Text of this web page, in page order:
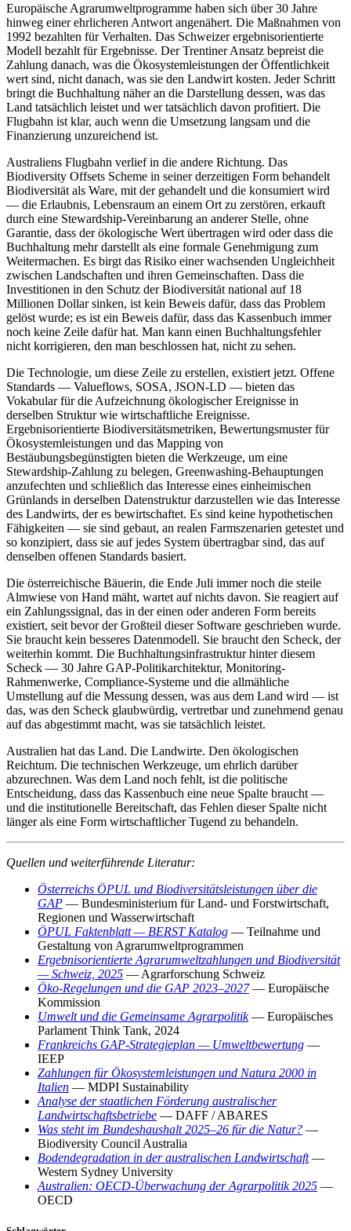
Europäische Agrarumweltprogramme haben sich über 30 Jahre
hinweg einer ehrlicheren Antwort angenähert. Die Maßnahmen von
1992 bezahlten für Verhalten. Das Schweizer ergebnisorientierte
Modell bezahlt für Ergebnisse. Der Trentiner Ansatz bepreist die
Zahlung danach, was die Ökosystemleistungen der Öffentlichkeit
wert sind, nicht danach, was sie den Landwirt kosten. Jeder Schritt
bringt die Buchhaltung näher an die Darstellung dessen, was das
Land tatsächlich leistet und wer tatsächlich davon profitiert. Die
Flugbahn ist klar, auch wenn die Umsetzung langsam und die
Finanzierung unzureichend ist.
Australiens Flugbahn verlief in die andere Richtung. Das
Biodiversity Offsets Scheme in seiner derzeitigen Form behandelt
Biodiversität als Ware, mit der gehandelt und die konsumiert wird
— die Erlaubnis, Lebensraum an einem Ort zu zerstören, erkauft
durch eine Stewardship-Vereinbarung an anderer Stelle, ohne
Garantie, dass der ökologische Wert übertragen wird oder dass die
Buchhaltung mehr darstellt als eine formale Genehmigung zum
Weitermachen. Es birgt das Risiko einer wachsenden Ungleichheit
zwischen Landschaften und ihren Gemeinschaften. Dass die
Investitionen in den Schutz der Biodiversität national auf 18
Millionen Dollar sinken, ist kein Beweis dafür, dass das Problem
gelöst wurde; es ist ein Beweis dafür, dass das Kassenbuch immer
noch keine Zeile dafür hat. Man kann einen Buchhaltungsfehler
nicht korrigieren, den man beschlossen hat, nicht zu sehen.
Die Technologie, um diese Zeile zu erstellen, existiert jetzt. Offene
Standards — Valueflows, SOSA, JSON-LD — bieten das
Vokabular für die Aufzeichnung ökologischer Ereignisse in
derselben Struktur wie wirtschaftliche Ereignisse.
Ergebnisorientierte Biodiversitätsmetriken, Bewertungsmuster für
Ökosystemleistungen und das Mapping von
Bestäubungsbegünstigten bieten die Werkzeuge, um eine
Stewardship-Zahlung zu belegen, Greenwashing-Behauptungen
anzufechten und schließlich das Interesse eines einheimischen
Grünlands in derselben Datenstruktur darzustellen wie das Interesse
des Landwirts, der es bewirtschaftet. Es sind keine hypothetischen
Fähigkeiten — sie sind gebaut, an realen Farmszenarien getestet und
so konzipiert, dass sie auf jedes System übertragbar sind, das auf
denselben offenen Standards basiert.
Die österreichische Bäuerin, die Ende Juli immer noch die steile
Almwiese von Hand mäht, wartet auf nichts davon. Sie reagiert auf
ein Zahlungssignal, das in der einen oder anderen Form bereits
existiert, seit bevor der Großteil dieser Software geschrieben wurde.
Sie braucht kein besseres Datenmodell. Sie braucht den Scheck, der
weiterhin kommt. Die Buchhaltungsinfrastruktur hinter diesem
Scheck — 30 Jahre GAP-Politikarchitektur, Monitoring-
Rahmenwerke, Compliance-Systeme und die allmähliche
Umstellung auf die Messung dessen, was aus dem Land wird — ist
das, was den Scheck glaubwürdig, vertretbar und zunehmend genau
auf das abgestimmt macht, was sie tatsächlich leistet.
Australien hat das Land. Die Landwirte. Den ökologischen
Reichtum. Die technischen Werkzeuge, um ehrlich darüber
abzurechnen. Was dem Land noch fehlt, ist die politische
Entscheidung, dass das Kassenbuch eine neue Spalte braucht —
und die institutionelle Bereitschaft, das Fehlen dieser Spalte nicht
länger als eine Form wirtschaftlicher Tugend zu behandeln.
Quellen und weiterführende Literatur:
Österreichs ÖPUL und Biodiversitätsleistungen über die
GAP — Bundesministerium für Land- und Forstwirtschaft,
Regionen und Wasserwirtschaft
ÖPUL Faktenblatt — BERST Katalog — Teilnahme und
Gestaltung von Agrarumweltprogrammen
Ergebnisorientierte Agrarumweltzahlungen und Biodiversität
— Schweiz, 2025 — Agrarforschung Schweiz
Öko-Regelungen und die GAP 2023–2027 — Europäische
Kommission
Umwelt und die Gemeinsame Agrarpolitik — Europäisches
Parlament Think Tank, 2024
Frankreichs GAP-Strategieplan — Umweltbewertung —
IEEP
Zahlungen für Ökosystemleistungen und Natura 2000 in
Italien — MDPI Sustainability
Analyse der staatlichen Förderung australischer
Landwirtschaftsbetriebe — DAFF / ABARES
Was steht im Bundeshaushalt 2025–26 für die Natur? —
Biodiversity Council Australia
Bodendegradation in der australischen Landwirtschaft —
Western Sydney University
Australien: OECD-Überwachung der Agrarpolitik 2025 —
OECD